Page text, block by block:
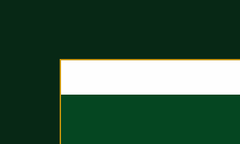
Interne Weihnachtsfeier